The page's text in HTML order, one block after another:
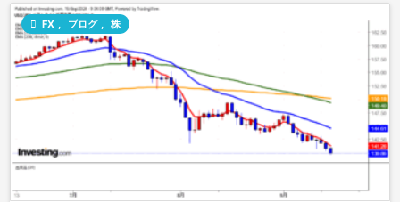
 FX , ブログ , 株